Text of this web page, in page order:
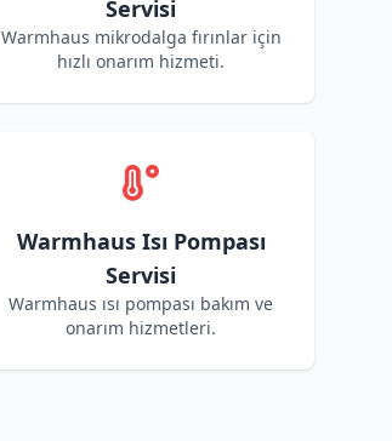
Servisi
Warmhaus mikrodalga fırınlar için
hızlı onarım hizmeti.
Warmhaus Isı Pompası
Servisi
Warmhaus ısı pompası bakım ve
onarım hizmetleri.